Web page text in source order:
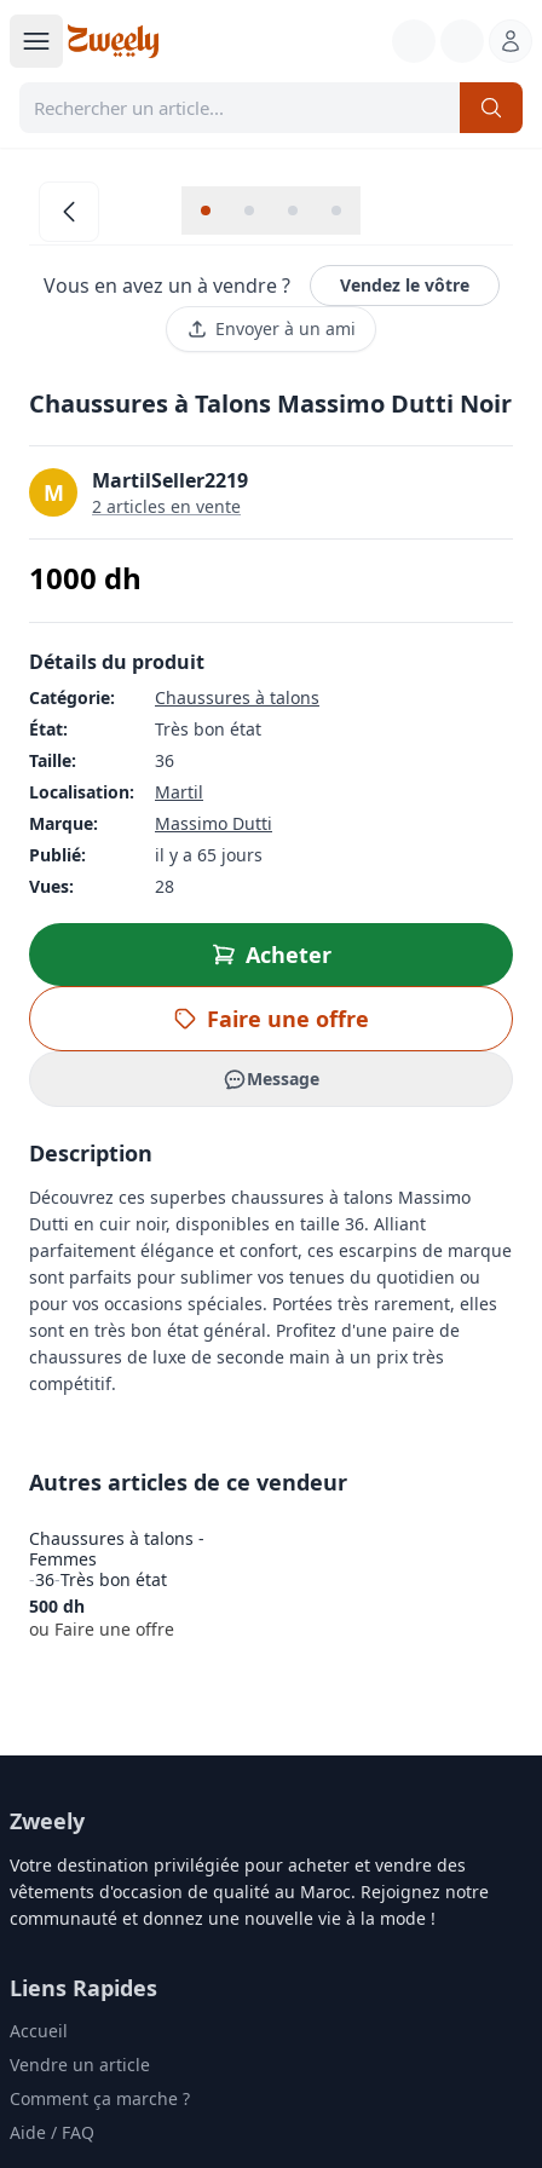
Vous en avez un à vendre ?
Vendez le vôtre
Envoyer à un ami
Chaussures à Talons Massimo Dutti Noir
M MartilSeller2219
2 articles en vente
1000 dh
Détails du produit
Catégorie:
Chaussures à talons
État:
Très bon état
Taille:
36
Localisation:
Martil
Marque:
Massimo Dutti
Publié:
il y a 65 jours
Vues:
28
Acheter
Faire une offre
Message
Description
Découvrez ces superbes chaussures à talons Massimo
Dutti en cuir noir, disponibles en taille 36. Alliant
parfaitement élégance et confort, ces escarpins de marque
sont parfaits pour sublimer vos tenues du quotidien ou
pour vos occasions spéciales. Portées très rarement, elles
sont en très bon état général. Profitez d'une paire de
chaussures de luxe de seconde main à un prix très
compétitif.
Autres articles de ce vendeur
Chaussures à talons -
Femmes
-36-Très bon état
500 dh
ou Faire une offre
Zweely
Votre destination privilégiée pour acheter et vendre des
vêtements d'occasion de qualité au Maroc. Rejoignez notre
communauté et donnez une nouvelle vie à la mode !
Liens Rapides
Accueil
Vendre un article
Comment ça marche ?
Aide / FAQ